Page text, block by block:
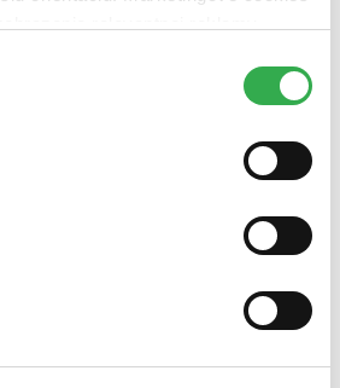
mohli používať všetky tieto
kníh (0 titulov)čítané verzie